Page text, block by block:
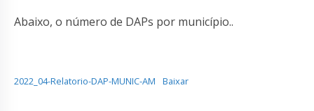
Abaixo, o número de DAPs por município..
2022_04-Relatorio-DAP-MUNIC-AM Baixar